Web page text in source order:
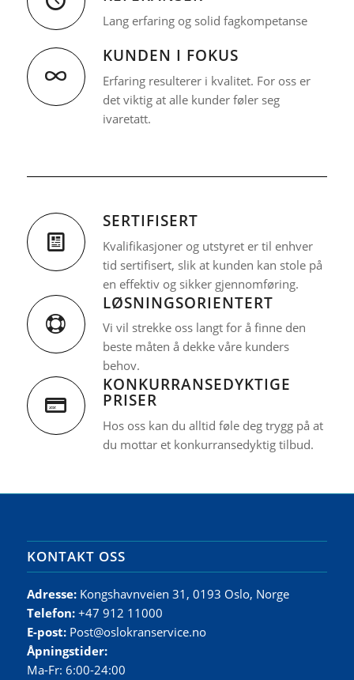
Lang erfaring og solid fagkompetanse
KUNDEN I FOKUS
Erfaring resulterer i kvalitet. For oss er
det viktig at alle kunder føler seg
ivaretatt.
SERTIFISERT
Kvalifikasjoner og utstyret er til enhver
tid sertifisert, slik at kunden kan stole på
en effektiv og sikker gjennomføring.
LØSNINGSORIENTERT
Vi vil strekke oss langt for å finne den
beste måten å dekke våre kunders
behov.
KONKURRANSEDYKTIGE
PRISER
Hos oss kan du alltid føle deg trygg på at
du mottar et konkurransedyktig tilbud.
KONTAKT OSS
Adresse: Kongshavnveien 31, 0193 Oslo, Norge
Telefon: +47 912 11000
E-post: Post@oslokranservice.no
Åpningstider:
Ma-Fr: 6:00-24:00